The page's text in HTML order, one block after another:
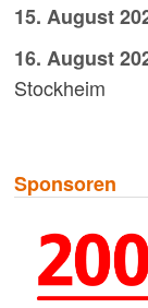
15. August
16. August
Stockheim
Sponsoren